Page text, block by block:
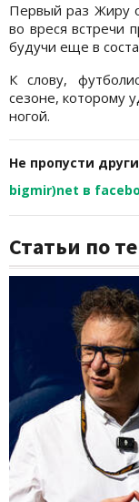
Первый раз Жиру
во вреся встречи
будучи еще в
К слову,
сезоне, которому
ногой.
Не пропусти
bigmir)net в
Статьи по